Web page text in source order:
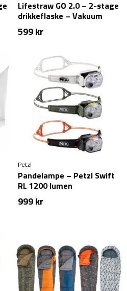
Lifestraw GO 2.0 – 2-stage
drikkeflaske – Vakuum
rustfrit stål – 700 ml
599kr
Petzl
Pandelampe – Petzl Swift
RL 1200 lumen
999kr